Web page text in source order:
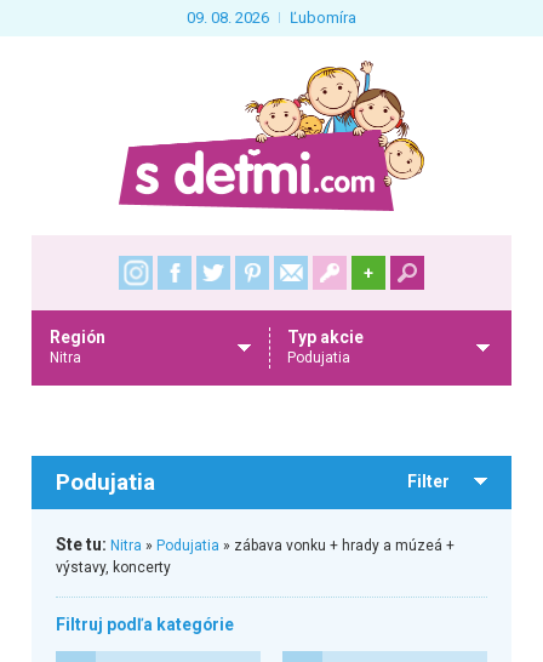
09. 08. 2026 Ľubomíra
+
Región
Nitra
Typ akcie
Podujatia
Podujatia Filter
Ste tu: Nitra » Podujatia » zábava vonku + hrady a múzeá +
výstavy, koncerty
Filtruj podľa kategórie